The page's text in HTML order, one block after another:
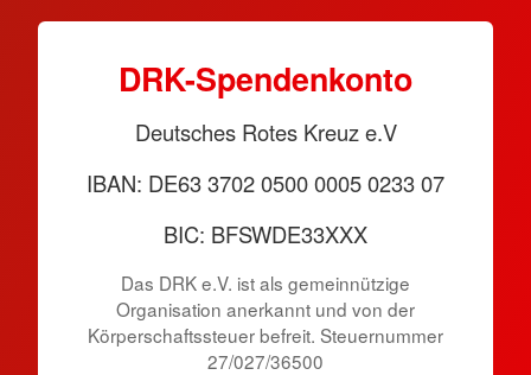
DRK-Spendenkonto
Deutsches Rotes Kreuz e.V
IBAN: DE63 3702 0500 0005 0233 07
BIC: BFSWDE33XXX
Das DRK e.V. ist als gemeinnützige
Organisation anerkannt und von der
Körperschaftssteuer befreit. Steuernummer
27/027/36500